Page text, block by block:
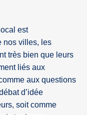
est
nos villes, les
très bien que leurs
liés aux
aux questions
d’idée
soit comme